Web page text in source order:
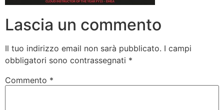
Lascia un commento
Il tuo indirizzo email non sarà pubblicato. I campi
obbligatori sono contrassegnati *
Commento *